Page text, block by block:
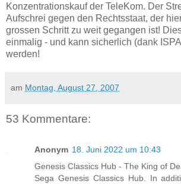
Konzentrationskauf der TeleKom. Der
Aufschrei gegen den Rechtsstaat, der
grossen Schritt zu weit gegangen ist!
einmalig - und kann sicherlich (dank
werden!
am Montag, August 27, 2007
53 Kommentare:
Anonym 18. Juni 2022 um 10:43
Genesis Classics Hub - The King of
Sega Genesis Classics Hub. In